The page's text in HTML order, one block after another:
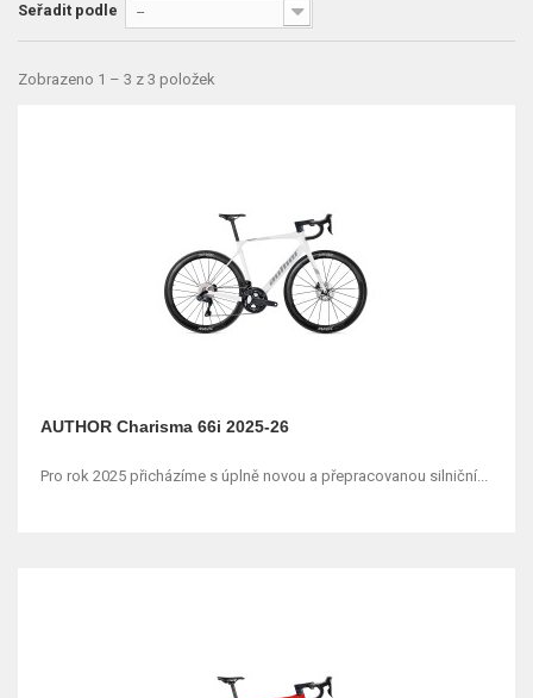
Seřadit podle --
Zobrazeno 1 – 3 z 3 položek
AUTHOR Charisma 66i 2025-26
Pro rok 2025 přicházíme s úplně novou a přepracovanou silniční...